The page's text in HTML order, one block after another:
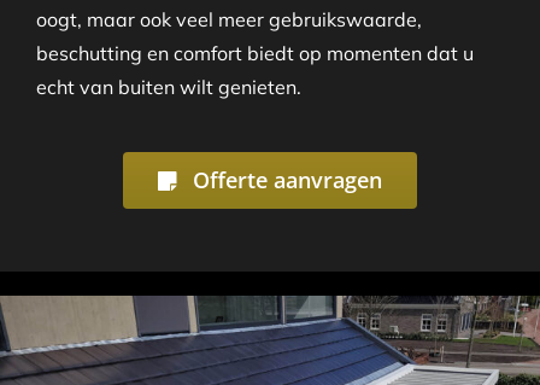
oogt, maar ook veel meer gebruikswaarde,
beschutting en comfort biedt op momenten dat u
echt van buiten wilt genieten.
Offerte aanvragen